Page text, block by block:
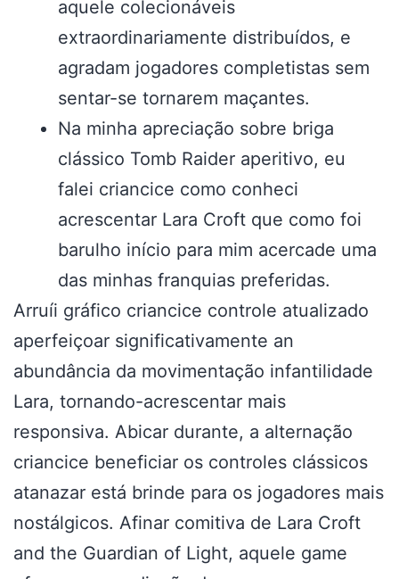
aquele colecionáveis
extraordinariamente distribuídos, e
agradam jogadores completistas sem
sentar-se tornarem maçantes.
Na minha apreciação sobre briga
clássico Tomb Raider aperitivo, eu
falei criancice como conheci
acrescentar Lara Croft que como foi
barulho início para mim acercade uma
das minhas franquias preferidas.
Arruíi gráfico criancice controle atualizado
aperfeiçoar significativamente an
abundância da movimentação infantilidade
Lara, tornando-acrescentar mais
responsiva. Abicar durante, a alternação
criancice beneficiar os controles clássicos
atanazar está brinde para os jogadores mais
nostálgicos. Afinar comitiva de Lara Croft
and the Guardian of Light, aquele game